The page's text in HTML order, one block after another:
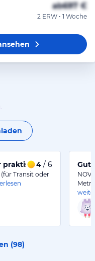
ab697 €
2 ERW • 1 Woche
praktisch4 / 6
Transit oder
(98)